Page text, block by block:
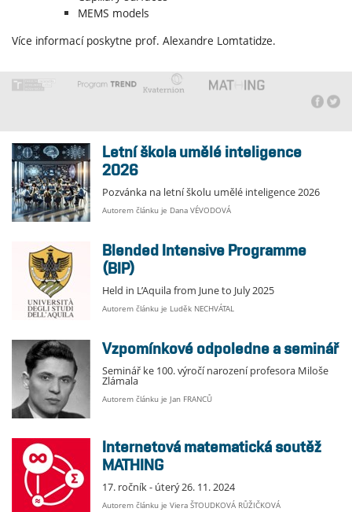
MEMS models
Více informací poskytne prof. Alexandre Lomtatidze.
Letní škola umělé inteligence
2026
Pozvánka na letní školu umělé inteligence 2026
Autorem článku je Dana VÉVODOVÁ
Blended Intensive Programme
(BIP)
Held in L’Aquila from June to July 2025
Autorem článku je Luděk NECHVÁTAL
Vzpomínkové odpoledne a seminář
Seminář ke 100. výročí narození profesora Miloše
Zlámala
Autorem článku je Jan FRANCŮ
Internetová matematická soutěž
MATHING
17. ročník - úterý 26. 11. 2024
Autorem článku je Viera ŠTOUDKOVÁ RŮŽIČKOVÁ